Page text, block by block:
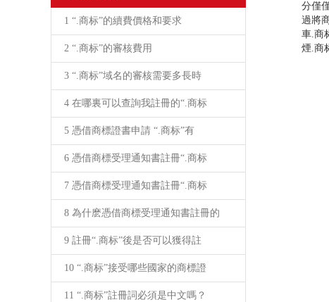
1 “.商标”的續費價格和要求
2 “.商标”的審核費用
3 “.商标”域名的審核需要多長時
4 在哪裏可以查詢我註冊的“.商标
5 憑借商標證書申請 “.商标”有
6 憑借商標受理通知書註冊“.商标
7 憑借商標受理通知書註冊“.商标
8 為什麽憑借商標受理通知書註冊的
9 註冊“.商标”後是否可以獲得註
10 “.商标”接受哪些國家的商標證
11 “.商标”註冊詞必須是中文嗎？
分僅
過將
車.商
煙.商